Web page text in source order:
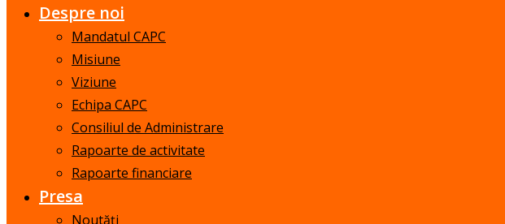
Despre noi
Mandatul CAPC
Misiune
Viziune
Echipa CAPC
Consiliul de Administrare
Rapoarte de activitate
Rapoarte financiare
Presa
Noutăți